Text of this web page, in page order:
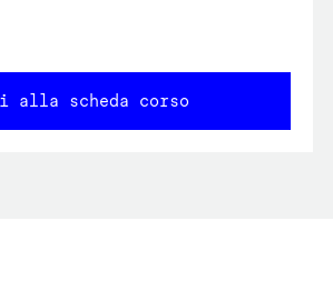
alla scheda corso